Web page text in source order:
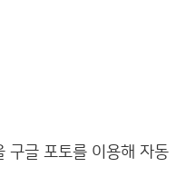
구글 포토를 이용해 자동